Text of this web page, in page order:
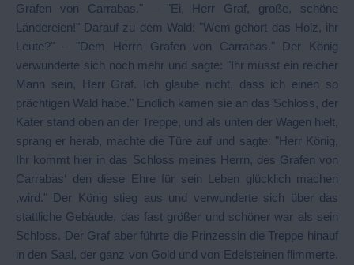
Grafen von Carrabas." – "Ei, Herr Graf, große, schöne
Ländereien!" Darauf zu dem Wald: "Wem gehört das Holz, ihr
Leute?" – "Dem Herrn Grafen von Carrabas." Der König
verwunderte sich noch mehr und sagte: "Ihr müsst ein reicher
Mann sein, Herr Graf. Ich glaube nicht, dass ich einen so
prächtigen Wald habe." Endlich kamen sie an das Schloss, der
Kater stand oben an der Treppe, und als unten der Wagen hielt,
sprang er herab, machte die Türe auf und sagte: "Herr König,
Ihr kommt hier in das Schloss meines Herrn, des Grafen von
Carrabas‘ den diese Ehre für sein Leben glücklich machen
,wird." Der König stieg aus und verwunderte sich über das
stattliche Gebäude, das fast größer und schöner war als sein
Schloss. Der Graf aber führte die Prinzessin die Treppe hinauf
in den Saal, der ganz von Gold und von Edelsteinen flimmerte.